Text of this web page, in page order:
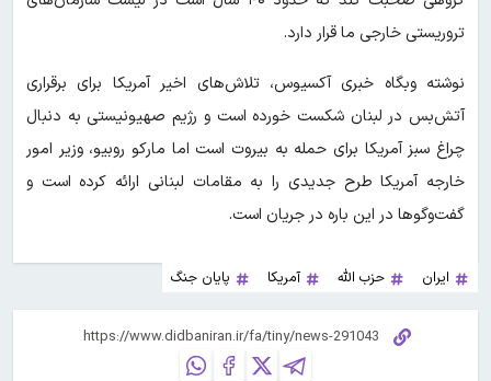
تروریستی خارجی ما قرار دارد.
نوشته وبگاه خبری آکسیوس، تلاش‌های اخیر آمریکا برای برقراری
آتش‌بس در لبنان شکست خورده است و رژیم صهیونیستی به دنبال
چراغ سبز آمریکا برای حمله به بیروت است اما مارکو روبیو، وزیر امور
خارجه آمریکا طرح جدیدی را به مقامات لبنانی ارائه کرده است و
گفت‌وگوها در این باره در جریان است.
ایران حزب الله آمریکا پایان جنگ